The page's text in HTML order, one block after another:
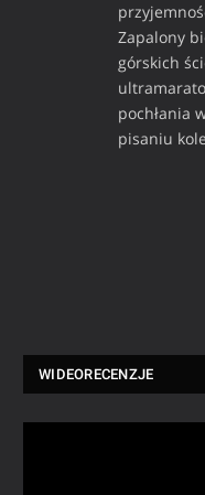
Zapalony
górskich
pochłania
pisaniu
WIDEORECENZJE